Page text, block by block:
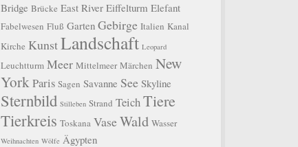
Bridge Brücke East River Eiffelturm Elefant
Fabelwesen Fluß Garten Gebirge Italien Kanal
Kirche KunstLandschaft Leopard
Leuchtturm Meer Mittelmeer Märchen New
YorkParis Sagen Savanne See Skyline
Sternbild Stilleben Strand TeichTiere
Tierkreis Toskana VaseWald Wasser
Weihnachten Wölfe Ägypten